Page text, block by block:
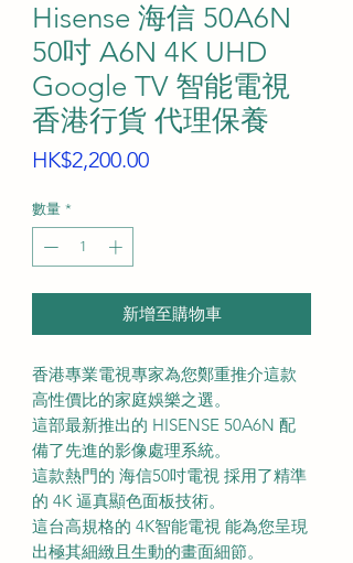
Hisense 海信 50A6N
50吋 A6N 4K UHD
Google TV 智能電視
香港行貨 代理保養
HK$2,200.00價
數量 *
新增至購物車
香港專業電視專家為您鄭重推介這款
高性價比的家庭娛樂之選。
這部最新推出的 HISENSE 50A6N 配
備了先進的影像處理系統。
這款熱門的 海信50吋電視 採用了精準
的 4K 逼真顯色面板技術。
這台高規格的 4K智能電視 能為您呈現
出極其細緻且生動的畫面細節。